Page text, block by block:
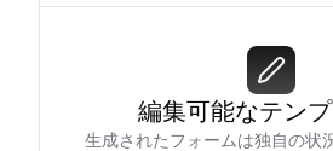
編集可能なテン
生成されたフォームは独自の状